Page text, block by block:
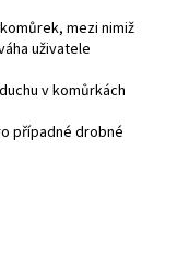
mezi nimiž
uživatele
v komůrkách
případné drobné